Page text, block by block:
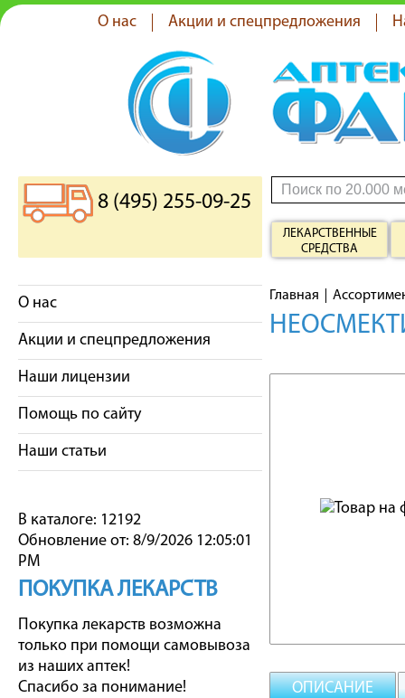
О нас Акции и спецпредложения
8 (495) 255-09-25
ЛЕКАРСТВЕННЫЕ
СРЕДСТВА
О нас
Акции и спецпредложения
Наши лицензии
Помощь по сайту
Наши статьи
В каталоге: 12192
Обновление от: 8/9/2026 12:05:01
PM
ПОКУПКА ЛЕКАРСТВ
Покупка лекарств возможна
только при помощи самовывоза
из наших аптек!
Спасибо за понимание!
Главная
ОПИСАНИЕ